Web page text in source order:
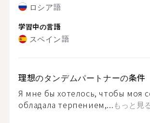
ロシア語
学習中の言語
スペイン語
理想のタンデムパートナーの条件
Я мне бы хотелось, чтобы моя
обладала терпением,...もっと見